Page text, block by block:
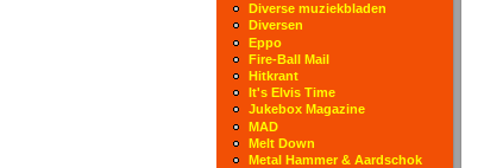
Diverse muziekbladen
Diversen
Eppo
Fire-Ball Mail
Hitkrant
It's Elvis Time
Jukebox Magazine
MAD
Melt Down
Metal Hammer & Aardschok